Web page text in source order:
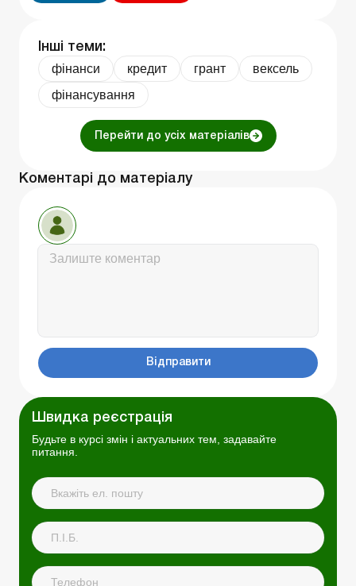
Інші теми:
фінанси кредит грант
вексель
фінансування
Перейти до усіх матеріалів
Коментарі до матеріалу
Відправити
Швидка реєстрація
Будьте в курсі змін і актуальних тем, задавайте
питання.